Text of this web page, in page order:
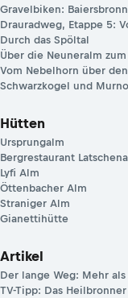
Gravelbiken:
Drauradweg, Etappe 5:
Durch das Spöltal
Über die Neuneralm zum
Vom Nebelhorn über
Schwarzkogel und
Hütten
Ursprungalm
Bergrestaurant
Lyfi Alm
Öttenbacher Alm
Straniger Alm
Gianettihütte
Artikel
Der lange Weg: Mehr
TV-Tipp: Das